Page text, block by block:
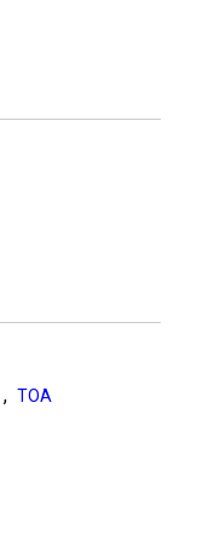
, TOA